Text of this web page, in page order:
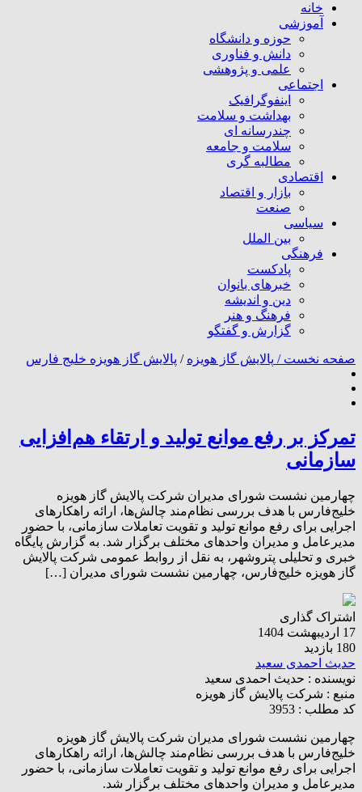
خانه
آموزشی
حوزه و دانشگاه
دانش و فناوری
علمی و پژوهشی
اجتماعی
اینفوگرافیک
بهداشت و سلامت
چندرسانه ای
سلامت و جامعه
مطالبه گری
اقتصادی
بازار و اقتصاد
صنعت
سیاسی
بین الملل
فرهنگی
پادکست
خبرهای بانوان
دین و اندیشه
فرهنگ و هنر
گزارش و گفتگو
صفحه نخست / پالایش گاز هویزه / پالایش گاز هویزه خلیج فارس
تمرکز بر رفع موانع تولید و ارتقاء هم‌افزایی
سازمانی
چهارمین نشست شورای مدیران شرکت پالایش گاز هویزه
خلیج‌فارس با هدف بررسی نظام‌مند چالش‌ها، ارائه راهکارهای
اجرایی برای رفع موانع تولید و تقویت تعاملات سازمانی، با حضور
مدیرعامل و مدیران واحدهای مختلف برگزار شد. به گزارش پایگاه
خبری و تحلیلی پتروشهر، به نقل از روابط‌ عمومی شرکت پالایش
گاز هویزه خلیج‌فارس، چهارمین نشست شورای مدیران […]
اشتراک گذاری
17 اردیبهشت 1404
180 بازدید
حدیث احمدی سعید
نویسنده : حدیث احمدی سعید
منبع : شرکت پالایش گاز هویزه
کد مطلب : 3953
چهارمین نشست شورای مدیران شرکت پالایش گاز هویزه
خلیج‌فارس با هدف بررسی نظام‌مند چالش‌ها، ارائه راهکارهای
اجرایی برای رفع موانع تولید و تقویت تعاملات سازمانی، با حضور
مدیرعامل و مدیران واحدهای مختلف برگزار شد.